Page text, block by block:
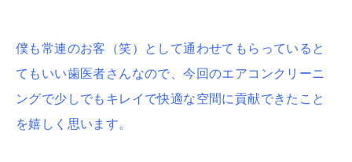
僕も常連のお客（笑）として通わせてもらっていると
てもいい歯医者さんなので、今回のエアコンクリーニ
ングで少しでもキレイで快適な空間に貢献できたこと
を嬉しく思います。